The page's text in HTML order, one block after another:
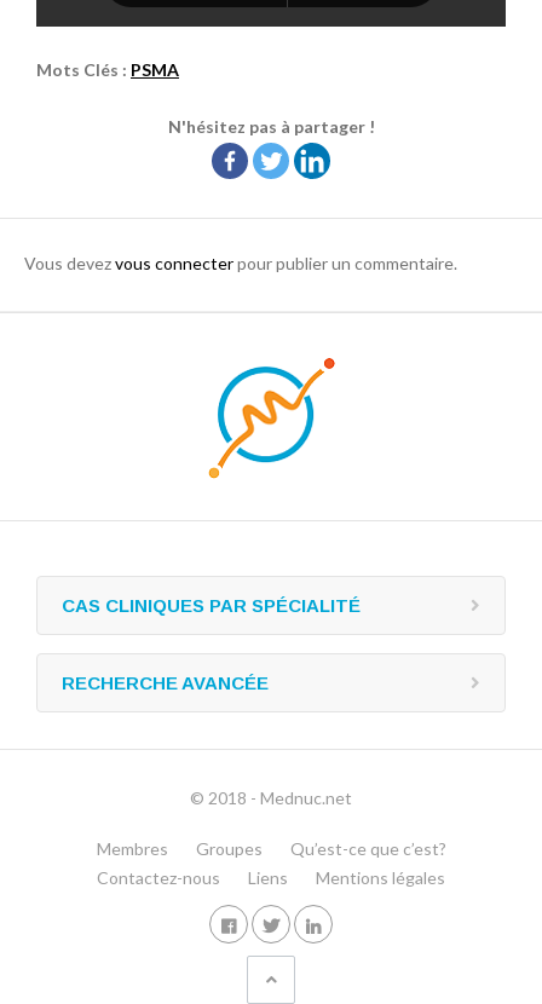
Mots Clés : PSMA
N'hésitez pas à partager !
Vous devezvous connecterpour publier un commentaire.
CAS CLINIQUES PAR SPÉCIALITÉ
RECHERCHE AVANCÉE
© 2018 - Mednuc.net
Membres Groupes
Qu’est-ce que c’est?
Contactez-nous
Liens Mentions légales